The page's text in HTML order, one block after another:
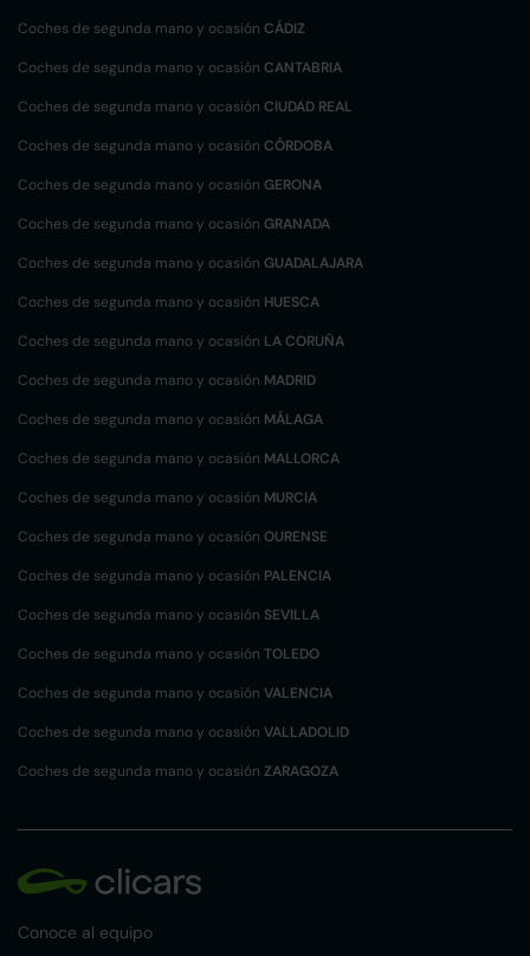
Coches de segunda mano y ocasión CÁDIZ
Coches de segunda mano y ocasión CANTABRIA
Coches de segunda mano y ocasión CIUDAD REAL
Coches de segunda mano y ocasión CÓRDOBA
Coches de segunda mano y ocasión GERONA
Coches de segunda mano y ocasión GRANADA
Coches de segunda mano y ocasión GUADALAJARA
Coches de segunda mano y ocasión HUESCA
Coches de segunda mano y ocasión LA CORUÑA
Coches de segunda mano y ocasión MADRID
Coches de segunda mano y ocasión MÁLAGA
Coches de segunda mano y ocasión MALLORCA
Coches de segunda mano y ocasión MURCIA
Coches de segunda mano y ocasión OURENSE
Coches de segunda mano y ocasión PALENCIA
Coches de segunda mano y ocasión SEVILLA
Coches de segunda mano y ocasión TOLEDO
Coches de segunda mano y ocasión VALENCIA
Coches de segunda mano y ocasión VALLADOLID
Coches de segunda mano y ocasión ZARAGOZA
Conoce al equipo